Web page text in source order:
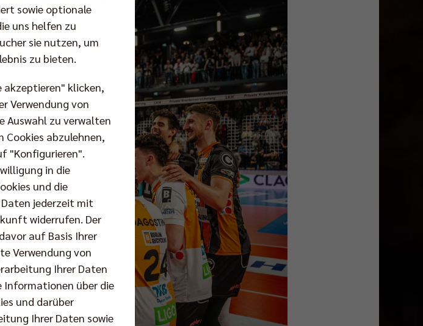
sowie optionale
uns helfen zu
sie nutzen, um
zu bieten.
akzeptieren" klicken,
Verwendung von
Auswahl zu verwalten
Cookies abzulehnen,
"Konfigurieren".
in die
und die
jederzeit mit
widerrufen. Der
auf Basis Ihrer
Verwendung von
Ihrer Daten
Informationen über die
und darüber
Ihrer Daten sowie